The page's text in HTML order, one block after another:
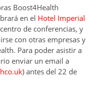
Boost4Health
en el Hotel Imperial
de conferencias, y
con otras empresas y
Para poder asistir a
enviar un email a
) antes del 22 de